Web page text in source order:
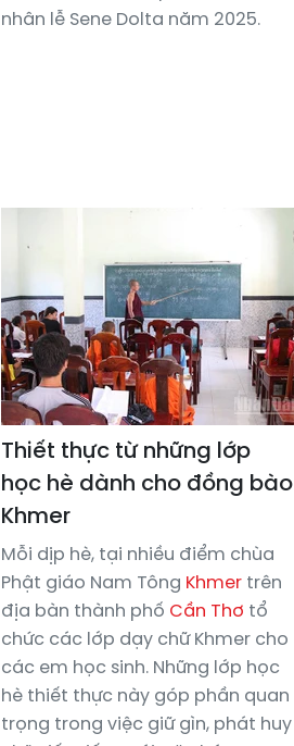
nhân lễ Sene Dolta năm 2025.
Thiết thực từ những lớp
học hè dành cho đồng bào
Khmer
Mỗi dịp hè, tại nhiều điểm chùa
Phật giáo Nam Tông Khmer trên
địa bàn thành phố Cần Thơ tổ
chức các lớp dạy chữ Khmer cho
các em học sinh. Những lớp học
hè thiết thực này góp phần quan
trọng trong việc giữ gìn, phát huy